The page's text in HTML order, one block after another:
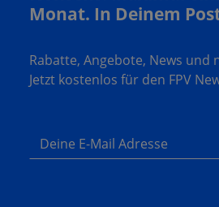
Monat. In Deinem
Rabatte, Angebote, News und
Jetzt kostenlos für den FPV
Deine E-Mail Adresse